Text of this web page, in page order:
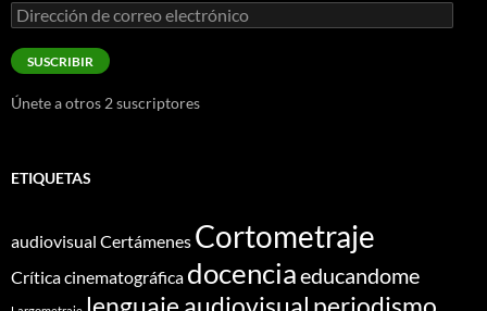
Dirección
de
correo
electrónico
SUSCRIBIR
Únete a otros 2 suscriptores
ETIQUETAS
audiovisual Certámenes Cortometraje
Crítica cinematográfica docenciaeducandome